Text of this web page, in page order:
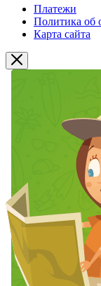
Платежи
Политика об
Карта сайта